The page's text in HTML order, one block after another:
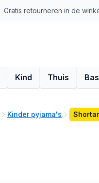
Gratis retourneren in de
Kind Thuis
Kinder pyjama's